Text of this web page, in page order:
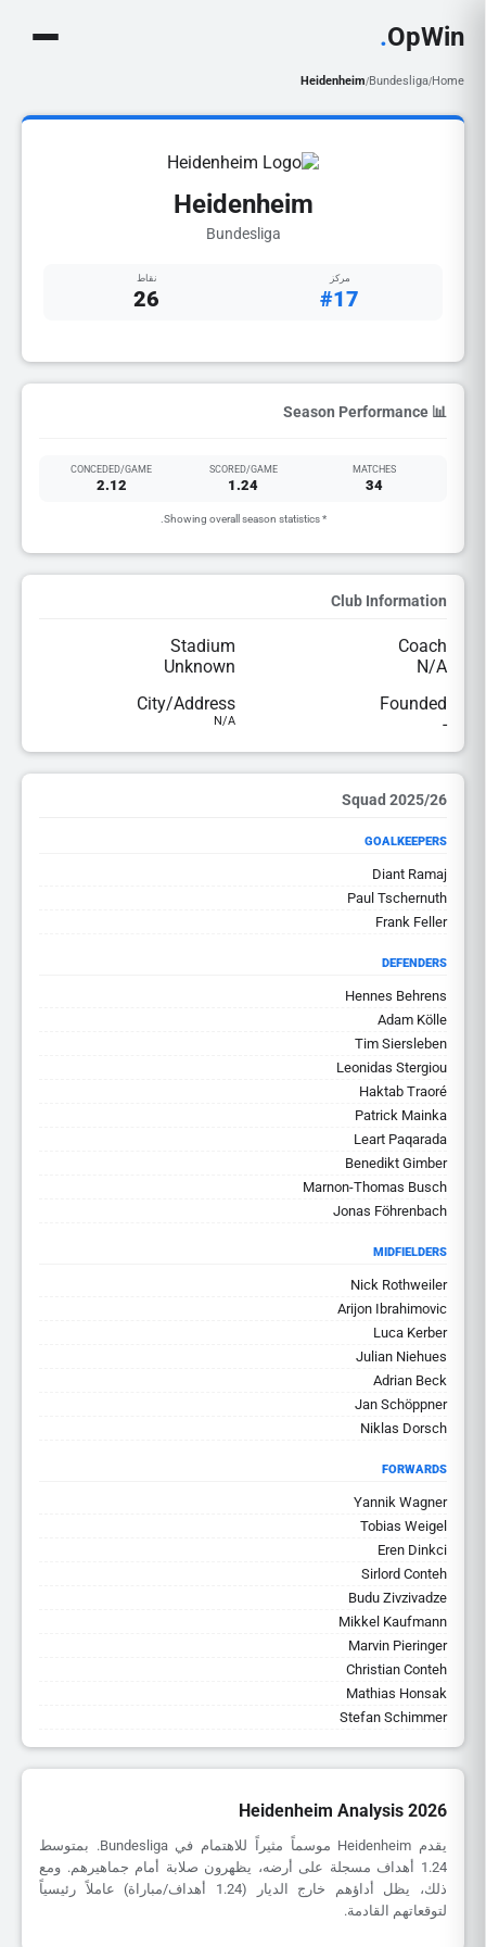
OpWin
.
Home
/
Bundesliga
/
Heidenheim
Heidenheim
Bundesliga
مركز
#17
نقاط
26
📊 Season Performance
MATCHES
34
SCORED/GAME
1.24
CONCEDED/GAME
2.12
* Showing overall season statistics.
Club Information
Coach
N/A
Stadium
Unknown
Founded
-
City/Address
N/A
2025/26 Squad
GOALKEEPERS
Diant Ramaj
Paul Tschernuth
Frank Feller
DEFENDERS
Hennes Behrens
Adam Kölle
Tim Siersleben
Leonidas Stergiou
Haktab Traoré
Patrick Mainka
Leart Paqarada
Benedikt Gimber
Marnon-Thomas Busch
Jonas Föhrenbach
MIDFIELDERS
Nick Rothweiler
Arijon Ibrahimovic
Luca Kerber
Julian Niehues
Adrian Beck
Jan Schöppner
Niklas Dorsch
FORWARDS
Yannik Wagner
Tobias Weigel
Eren Dinkci
Sirlord Conteh
Budu Zivzivadze
Mikkel Kaufmann
Marvin Pieringer
Christian Conteh
Mathias Honsak
Stefan Schimmer
Heidenheim Analysis 2026
يقدم Heidenheim موسماً مثيراً للاهتمام في Bundesliga. بمتوسط
1.24 أهداف مسجلة على أرضه، يظهرون صلابة أمام جماهيرهم. ومع
ذلك، يظل أداؤهم خارج الديار (1.24 أهداف/مباراة) عاملاً رئيسياً
لتوقعاتهم القادمة.